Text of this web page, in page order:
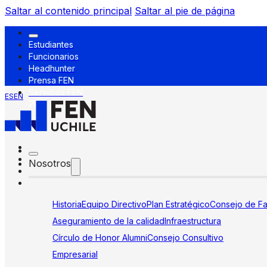
Saltar al contenido principal Saltar al pie de página
Estudiantes
Funcionarios
Headhunter
Prensa FEN
ESEN
Nosotros
HistoriaEquipo DirectivoPlan EstratégicoConsejo de
Aseguramiento de la calidadInfraestructura
Círculo de Honor AlumniConsejo Consultivo
Empresarial